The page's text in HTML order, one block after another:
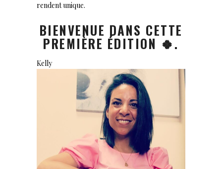
rendent unique.
BIENVENUE DANS CETTE
PREMIÈRE ÉDITION 🍀.
Kelly